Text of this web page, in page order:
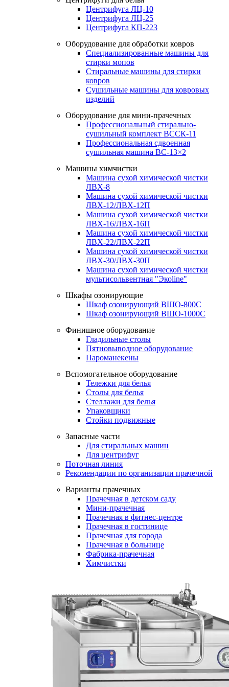
Центрифуга ЛЦ-10
Центрифуга ЛЦ-25
Центрифуга КП-223
Оборудование для обработки ковров
Специализированные машины для
стирки мопов
Стиральные машины для стирки
ковров
Сушильные машины для ковровых
изделий
Оборудование для мини-прачечных
Профессиональный стирально-
сушильный комплект ВССК-11
Профессиональная сдвоенная
сушильная машина ВС-13×2
Машины химчистки
Машина сухой химической чистки
ЛВХ-8
Машина сухой химической чистки
ЛВХ-12/ЛВХ-12П
Машина сухой химической чистки
ЛВХ-16/ЛВХ-16П
Машина сухой химической чистки
ЛВХ-22/ЛВХ-22П
Машина сухой химической чистки
ЛВХ-30/ЛВХ-30П
Машина сухой химической чистки
мультисольвентная "Экоline"
Шкафы озонирующие
Шкаф озонирующий ВШО-800С
Шкаф озонирующий ВШО-1000С
Финишное оборудование
Гладильные столы
Пятновыводное оборудование
Пароманекены
Вспомогательное оборудование
Тележки для белья
Столы для белья
Стеллажи для белья
Упаковщики
Стойки подвижные
Запасные части
Для стиральных машин
Для центрифуг
Поточная линия
Рекомендации по организации прачечной
Варианты прачечных
Прачечная в детском саду
Мини-прачечная
Прачечная в фитнес-центре
Прачечная в гостинице
Прачечная для города
Прачечная в больнице
Фабрика-прачечная
Химчистки